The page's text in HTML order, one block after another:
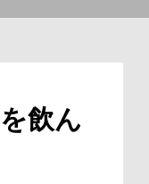
飲ん